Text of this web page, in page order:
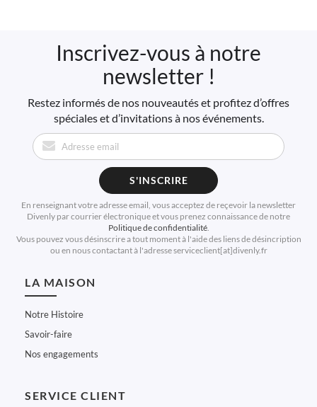
Inscrivez-vous à notre
newsletter !
Restez informés de nos nouveautés et profitez d’offres
spéciales et d’invitations à nos événements.
S'INSCRIRE
En renseignant votre adresse email, vous acceptez de reçevoir la newsletter
Divenly par courrier électronique et vous prenez connaissance de notre
Politique de confidentialité.
Vous pouvez vous désinscrire a tout moment à l'aide des liens de désincription
ou en nous contactant à l'adresse serviceclient[at]divenly.fr
LA MAISON
Notre Histoire
Savoir-faire
Nos engagements
SERVICE CLIENT